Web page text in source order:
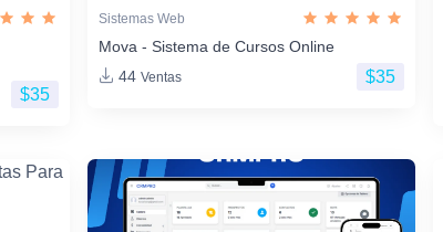
$35
Sistemas Web
Mova - Sistema de Cursos Online
44 Ventas $35